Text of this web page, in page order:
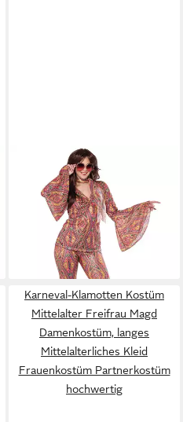
CALIFORNIA COSTUMES
Kostüm Disco Damenkostüm
70er bunt
54,99 €
lieferbar - in 2-3 Werktagen bei dir
Karneval-Klamotten Kostüm
Mittelalter Freifrau Magd
Damenkostüm, langes
Mittelalterliches Kleid
Frauenkostüm Partnerkostüm
hochwertig